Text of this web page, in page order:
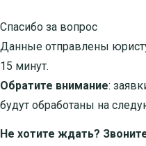
Спасибо за вопрос
Данные отправлены
15 минут.
Обратите внимание:
будут обработаны на
Не хотите ждать?